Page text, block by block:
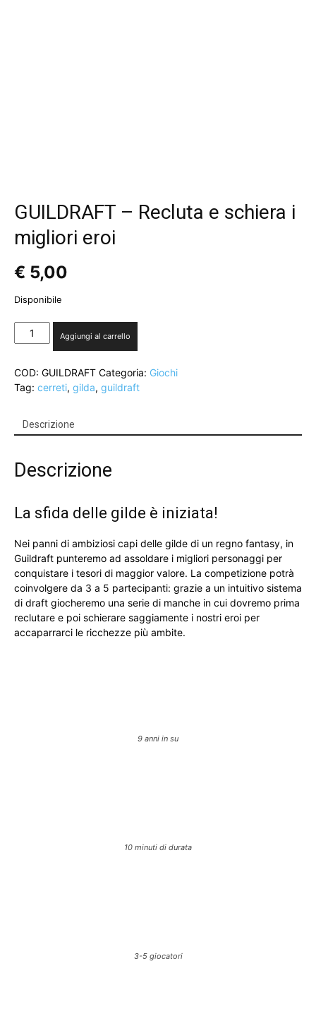
GUILDRAFT – Recluta e schiera i
migliori eroi
€ 5,00
Disponibile
GUILDRAFT
-
e
schiera
migliori
eroi
Aggiungi al carrello
COD: GUILDRAFT Categoria: Giochi
Tag: cerreti, gilda, guildraft
Descrizione
Descrizione
La sfida delle gilde è iniziata!
Nei panni di ambiziosi capi delle gilde di un regno fantasy, in
Guildraft punteremo ad assoldare i migliori personaggi per
conquistare i tesori di maggior valore. La competizione potrà
coinvolgere da 3 a 5 partecipanti: grazie a un intuitivo sistema
di draft giocheremo una serie di manche in cui dovremo prima
reclutare e poi schierare saggiamente i nostri eroi per
accaparrarci le ricchezze più ambite.
9 anni in su
10 minuti di durata
3-5 giocatori